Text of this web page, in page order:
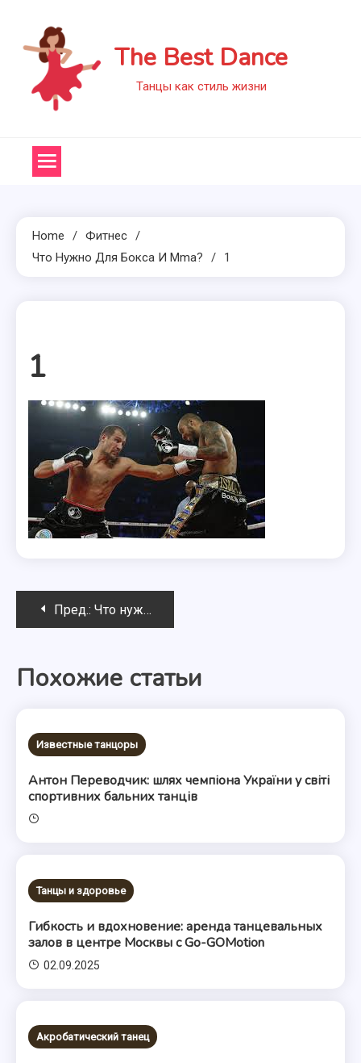
content
The Best Dance
Танцы как стиль жизни
Home
Фитнес
Что Нужно Для Бокса И Mma?
1
1
Навигация
записям
Пред.: Что нужно для бокса и mma?
Похожие статьи
Известные танцоры
Антон Переводчик: шлях чемпіона України у світі
спортивних бальних танців
Танцы и здоровье
Гибкость и вдохновение: аренда танцевальных
залов в центре Москвы с Go-GOMotion
02.09.2025
Акробатический танец